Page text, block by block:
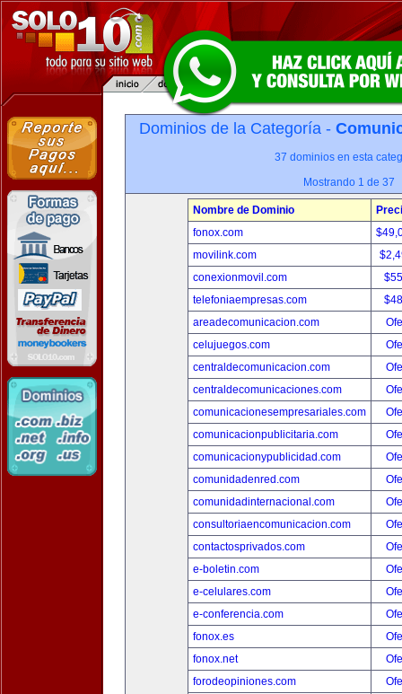
Dominios de la Categoría -
37 dominios en esta
Mostrando 1 de 37
Nombre de Dominio
fonox.com
movilink.com
conexionmovil.com
telefoniaempresas.com
areadecomunicacion.com
celujuegos.com
centraldecomunicacion.com
centraldecomunicaciones.com
comunicacionesempresariales.com
comunicacionpublicitaria.com
comunicacionypublicidad.com
comunidadenred.com
comunidadinternacional.com
consultoriaencomunicacion.com
contactosprivados.com
e-boletin.com
e-celulares.com
e-conferencia.com
fonox.es
fonox.net
forodeopiniones.com